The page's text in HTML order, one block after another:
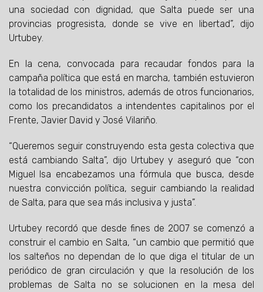
una sociedad con dignidad, que Salta puede ser una
provincias progresista, donde se vive en libertad”, dijo
Urtubey.
En la cena, convocada para recaudar fondos para la
campaña política que está en marcha, también estuvieron
la totalidad de los ministros, además de otros funcionarios,
como los precandidatos a intendentes capitalinos por el
Frente, Javier David y José Vilariño.
“Queremos seguir construyendo esta gesta colectiva que
está cambiando Salta”, dijo Urtubey y aseguró que “con
Miguel Isa encabezamos una fórmula que busca, desde
nuestra convicción política, seguir cambiando la realidad
de Salta, para que sea más inclusiva y justa”.
Urtubey recordó que desde fines de 2007 se comenzó a
construir el cambio en Salta, “un cambio que permitió que
los salteños no dependan de lo que diga el titular de un
periódico de gran circulación y que la resolución de los
problemas de Salta no se solucionen en la mesa del